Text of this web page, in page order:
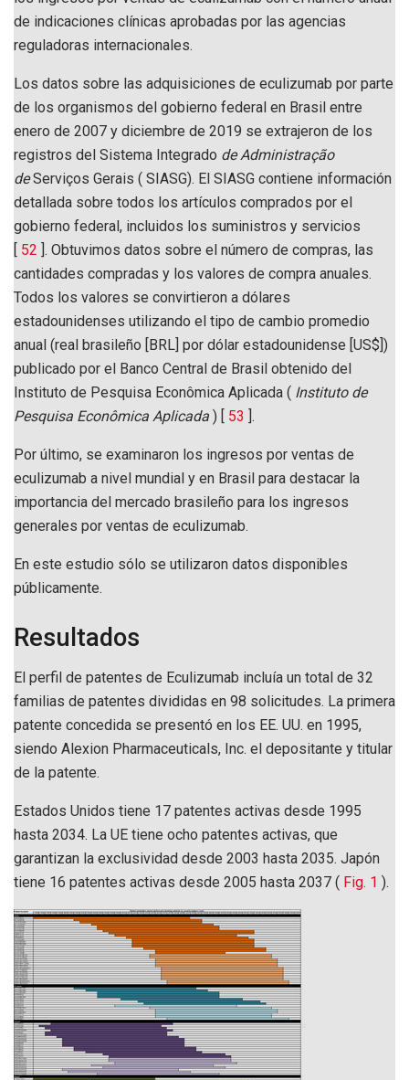
de indicaciones clínicas aprobadas por las agencias
reguladoras internacionales.
Los datos sobre las adquisiciones de eculizumab por parte
de los organismos del gobierno federal en Brasil entre
enero de 2007 y diciembre de 2019 se extrajeron de los
registros del Sistema Integrado de Administração
deServiços Gerais ( SIASG). El SIASG contiene información
detallada sobre todos los artículos comprados por el
gobierno federal, incluidos los suministros y servicios
52 ]. Obtuvimos datos sobre el número de compras, las
cantidades compradas y los valores de compra anuales.
Todos los valores se convirtieron a dólares
estadounidenses utilizando el tipo de cambio promedio
anual (real brasileño [BRL] por dólar estadounidense [US$])
publicado por el Banco Central de Brasil obtenido del
Instituto de Pesquisa Econômica Aplicada ( Instituto de
Pesquisa Econômica Aplicada ) [ 53 ].
Por último, se examinaron los ingresos por ventas de
eculizumab a nivel mundial y en Brasil para destacar la
importancia del mercado brasileño para los ingresos
generales por ventas de eculizumab.
En este estudio sólo se utilizaron datos disponibles
públicamente.
Resultados
El perfil de patentes de Eculizumab incluía un total de 32
familias de patentes divididas en 98 solicitudes. La primera
patente concedida se presentó en los EE. UU. en 1995,
siendo Alexion Pharmaceuticals, Inc. el depositante y titular
de la patente.
Estados Unidos tiene 17 patentes activas desde 1995
hasta 2034. La UE tiene ocho patentes activas, que
garantizan la exclusividad desde 2003 hasta 2035. Japón
tiene 16 patentes activas desde 2005 hasta 2037 ( Fig. 1 ).